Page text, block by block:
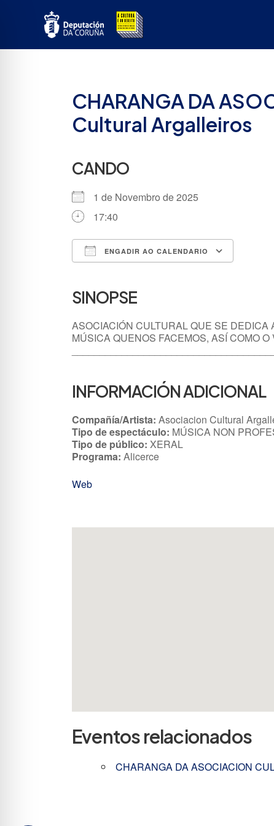
CHARANGA DA
Cultural Argalleiros
CANDO
1 de Novembro de 2025
17:40
ENGADIR AO CALENDARIO
SINOPSE
ASOCIACIÓN CULTURAL QUE SE
MÚSICA QUENOS FACEMOS, ASÍ COMO
INFORMACIÓN ADICIONAL
Compañía/Artista: Asociacion Cultural
Tipo de espectáculo: MÚSICA NON
Tipo de público: XERAL
Programa: Alicerce
Web
Eventos relacionados
CHARANGA DA ASOCIACION